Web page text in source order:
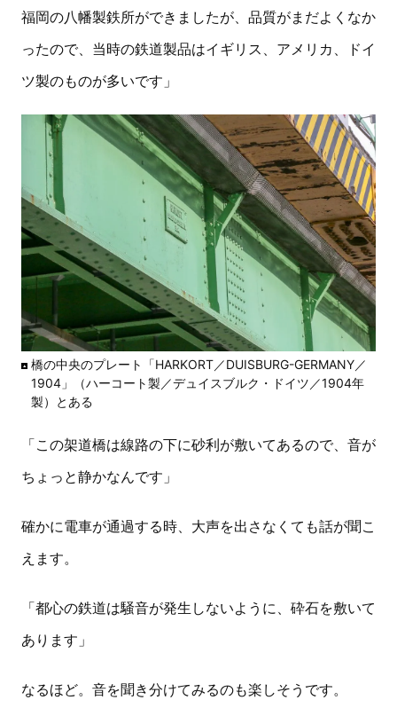
福岡の八幡製鉄所ができましたが、品質がまだよくなか
ったので、当時の鉄道製品はイギリス、アメリカ、ドイ
ツ製のものが多いです」
橋の中央のプレート「HARKORT／DUISBURG-GERMANY／
1904」（ハーコート製／デュイスブルク・ドイツ／1904年
製）とある
「この架道橋は線路の下に砂利が敷いてあるので、音が
ちょっと静かなんです」
確かに電車が通過する時、大声を出さなくても話が聞こ
えます。
「都心の鉄道は騒音が発生しないように、砕石を敷いて
あります」
なるほど。音を聞き分けてみるのも楽しそうです。